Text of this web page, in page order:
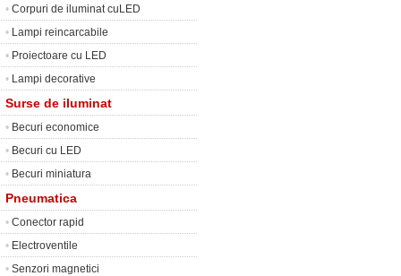
• Corpuri de iluminat cuLED
• Lampi reincarcabile
• Proiectoare cu LED
• Lampi decorative
Surse de iluminat
• Becuri economice
• Becuri cu LED
• Becuri miniatura
Pneumatica
• Conector rapid
• Electroventile
• Senzori magnetici